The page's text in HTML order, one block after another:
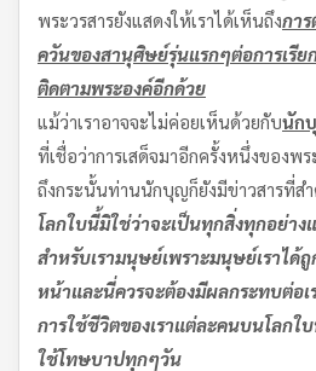
พระวรสารยังแสดงให้เราได้เห็นถึงกา
ควันของสานุศิษย์รุ่นแรกๆต่อการเรีย
ติดตามพระองค์อีกด้วย
แม้ว่าเราอาจจะไม่ค่อยเห็นด้วยกับนัก
ที่เชื่อว่าการเสด็จมาอีกครั้งหนึ่งของพร
ถึงกระนั้นท่านนักบุญก็ยังมีข่าวสารที่ส
โลกใบนี้มิใช่ว่าจะเป็นทุกสิ่งทุกอย่า
สำหรับเรามนุษย์เพราะมนุษย์เราได้
หน้าและนี่ควรจะต้องมีผลกระทบต่อ
การใช้ชีวิตของเราแต่ละคนบนโลกใ
ใช้โทษบาปทุกๆวัน